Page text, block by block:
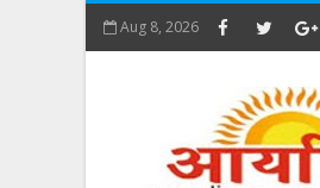
Aug 8, 2026